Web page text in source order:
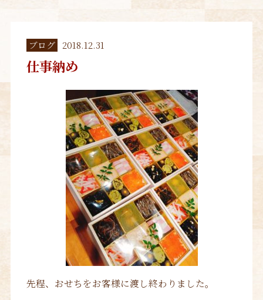
ブログ 2018.12.31
仕事納め
先程、おせちをお客様に渡し終わりました。